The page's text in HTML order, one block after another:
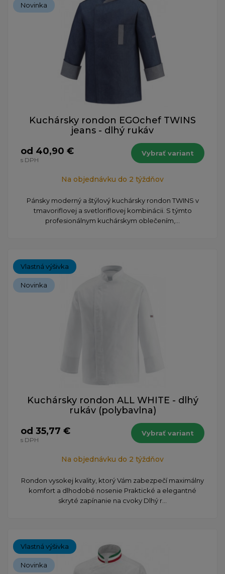
Novinka
Kuchársky rondon EGOchef TWINS
jeans - dlhý rukáv
od 40,90 €
s DPH
Vybrať variant
Na objednávku do 2 týždňov
Pánsky moderný a štýlový kuchársky rondon TWINS v
tmavoriflovej a svetloriflovej kombinácii. S týmto
profesionálnym kuchárskym oblečením,...
Vlastná výšivka
Novinka
Kuchársky rondon ALL WHITE - dlhý
rukáv (polybavlna)
od 35,77 €
s DPH
Vybrať variant
Na objednávku do 2 týždňov
Rondon vysokej kvality, ktorý Vám zabezpečí maximálny
komfort a dlhodobé nosenie Praktické a elegantné
skryté zapínanie na cvoky Dlhý r...
Vlastná výšivka
Novinka